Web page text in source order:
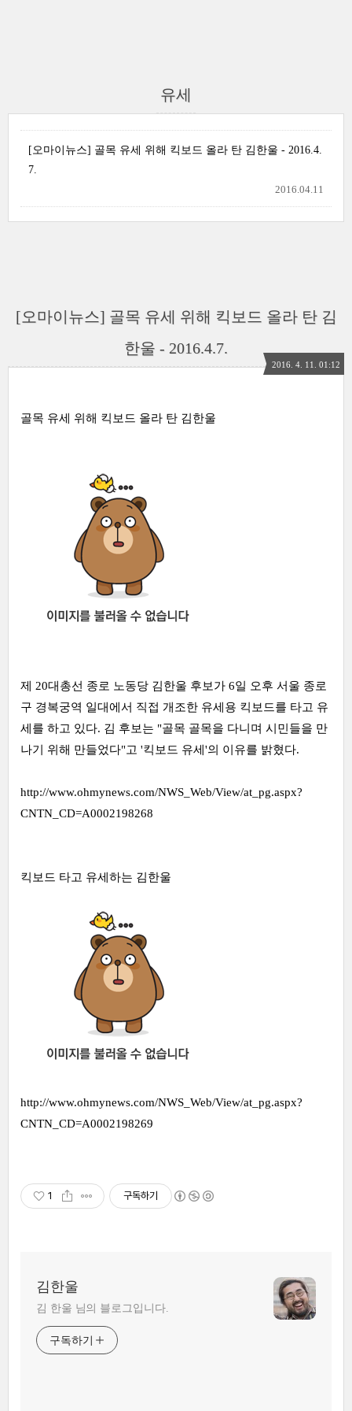
유세
[오마이뉴스] 골목 유세 위해 킥보드 올라 탄 김한울 - 2016.4.
7.
2016.04.11
[오마이뉴스] 골목 유세 위해 킥보드 올라 탄 김
한울 - 2016.4.7.
2016. 4. 11. 01:12
골목 유세 위해 킥보드 올라 탄 김한울
제 20대총선 종로 노동당 김한울 후보가 6일 오후 서울 종로
구 경복궁역 일대에서 직접 개조한 유세용 킥보드를 타고 유
세를 하고 있다. 김 후보는 "골목 골목을 다니며 시민들을 만
나기 위해 만들었다"고 '킥보드 유세'의 이유를 밝혔다.
http://www.ohmynews.com/NWS_Web/View/at_pg.aspx?
CNTN_CD=A0002198268
킥보드 타고 유세하는 김한울
http://www.ohmynews.com/NWS_Web/View/at_pg.aspx?
CNTN_CD=A0002198269
1 구독하기
김한울
김 한울 님의 블로그입니다.
구독하기